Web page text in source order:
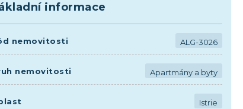
informace
nemovitosti ALG-3026
nemovitosti Apartmány a byty
Istrie